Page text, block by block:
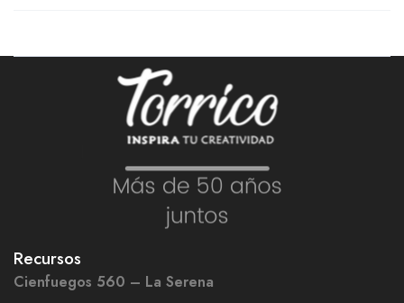
Recursos
Cienfuegos 560 – La Serena